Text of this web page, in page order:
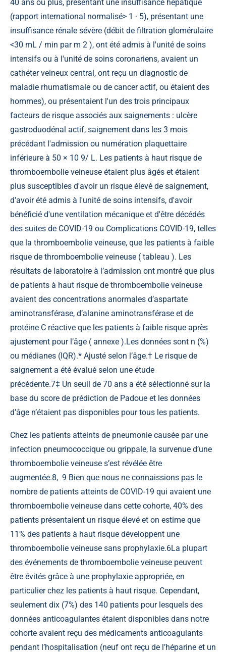
40 ans ou plus, présentant une insuffisance hépatique
(rapport international normalisé> 1 · 5), présentant une
insuffisance rénale sévère (débit de filtration glomérulaire
<30 mL / min par m 2 ), ont été admis à l'unité de soins
intensifs ou à l'unité de soins coronariens, avaient un
cathéter veineux central, ont reçu un diagnostic de
maladie rhumatismale ou de cancer actif, ou étaient des
hommes), ou présentaient l'un des trois principaux
facteurs de risque associés aux saignements : ulcère
gastroduodénal actif, saignement dans les 3 mois
précédant l'admission ou numération plaquettaire
inférieure à 50 × 10 9/ L. Les patients à haut risque de
thromboembolie veineuse étaient plus âgés et étaient
plus susceptibles d'avoir un risque élevé de saignement,
d'avoir été admis à l'unité de soins intensifs, d'avoir
bénéficié d'une ventilation mécanique et d'être décédés
des suites de COVID-19 ou Complications COVID-19, telles
que la thromboembolie veineuse, que les patients à faible
risque de thromboembolie veineuse ( tableau ). Les
résultats de laboratoire à l’admission ont montré que plus
de patients à haut risque de thromboembolie veineuse
avaient des concentrations anormales d’aspartate
aminotransférase, d’alanine aminotransférase et de
protéine C réactive que les patients à faible risque après
ajustement pour l’âge ( annexe ).Les données sont n (%)
ou médianes (IQR).* Ajusté selon l’âge.† Le risque de
saignement a été évalué selon une étude
précédente.7‡ Un seuil de 70 ans a été sélectionné sur la
base du score de prédiction de Padoue et les données
d’âge n’étaient pas disponibles pour tous les patients.
Chez les patients atteints de pneumonie causée par une
infection pneumococcique ou grippale, la survenue d’une
thromboembolie veineuse s’est révélée être
augmentée.8, 9 Bien que nous ne connaissions pas le
nombre de patients atteints de COVID-19 qui avaient une
thromboembolie veineuse dans cette cohorte, 40% des
patients présentaient un risque élevé et on estime que
11% des patients à haut risque développent une
thromboembolie veineuse sans prophylaxie.6La plupart
des événements de thromboembolie veineuse peuvent
être évités grâce à une prophylaxie appropriée, en
particulier chez les patients à haut risque. Cependant,
seulement dix (7%) des 140 patients pour lesquels des
données anticoagulantes étaient disponibles dans notre
cohorte avaient reçu des médicaments anticoagulants
pendant l’hospitalisation (neuf ont reçu de l’héparine et un